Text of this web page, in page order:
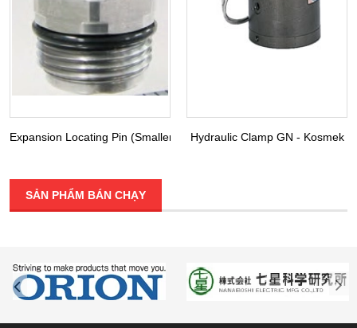
Expansion Locating Pin (Smaller Diameter) VRA VRC - Kosmek
Hydraulic Clamp GN - Kosmek
SẢN PHẨM BÁN CHẠY